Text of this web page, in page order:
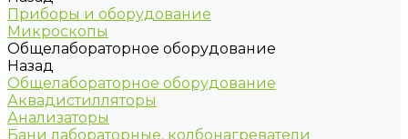
Приборы и оборудование
Микроскопы
Общелабораторное оборудование
Назад
Общелабораторное оборудование
Аквадистилляторы
Анализаторы
Бани лабораторные, колбонагреватели